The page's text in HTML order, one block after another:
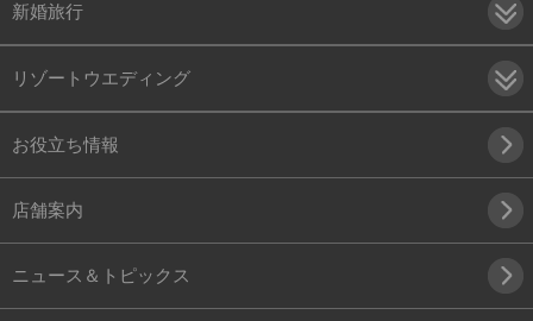
新婚旅行
リゾートウエディング
お役立ち情報
店舗案内
ニュース＆トピックス